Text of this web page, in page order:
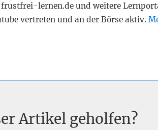
frustfrei-lernen.de und weitere
vertreten und an der Börse aktiv.
Artikel geholfen?